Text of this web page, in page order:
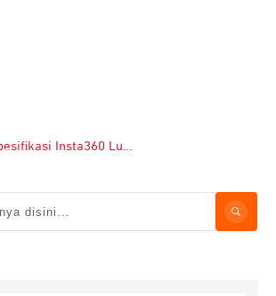
Tag: Spesifikasi Insta360 Luna Ultra